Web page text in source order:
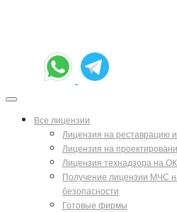
Все лицензии
Лицензия на реставрацию
Лицензия на
Лицензия технадзора на
Получение лицензии МЧС
безопасности
Готовые фирмы